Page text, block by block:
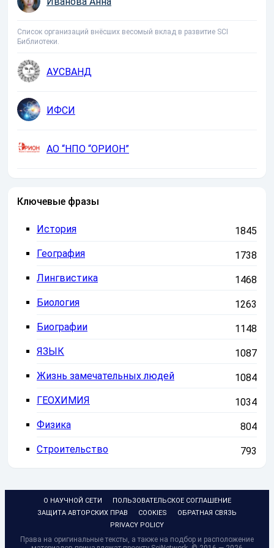
Список организаций внёсших весомый вклад в развитие SCI
Библиотеки.
АУСВАНД
ИФСИ
АО “НПО “ОРИОН”
Ключевые фразы
История
1845
География
1738
Лингвистика
1468
Биология
1263
Биографии
1148
ЯЗЫК
1087
Жизнь замечательных людей
1084
ГЕОХИМИЯ
1034
Физика
804
Строительство
793
О НАУЧНОЙ СЕТИ
ПОЛЬЗОВАТЕЛЬСКОЕ СОГЛАШЕНИЕ
ЗАЩИТА АВТОРСКИХ ПРАВ
COOKIES
ОБРАТНАЯ СВЯЗЬ
PRIVACY POLICY
Права на оригинальные тексты, а также на подбор и расположение